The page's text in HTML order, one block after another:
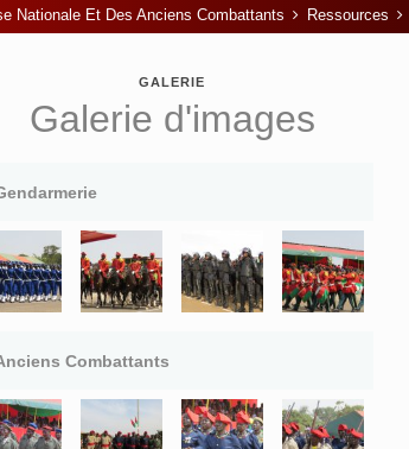
Nationale Et Des Anciens Combattants Ressources
GALERIE
Galerie d'images
Combattants